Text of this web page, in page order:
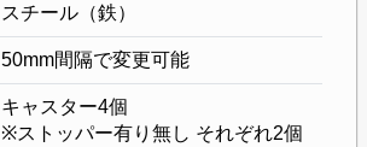
スチール（鉄）
50mm間隔で変更可能
キャスター4個
※ストッパー有り無し それぞれ2個